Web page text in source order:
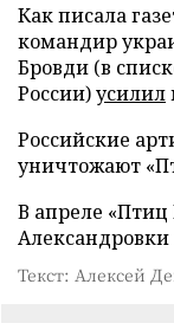
Как писала
командир
Бровди (в
России)усилил
Российские
уничтожают
В апреле
Текст: Алексей